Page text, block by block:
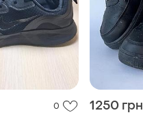
0 1250 грн